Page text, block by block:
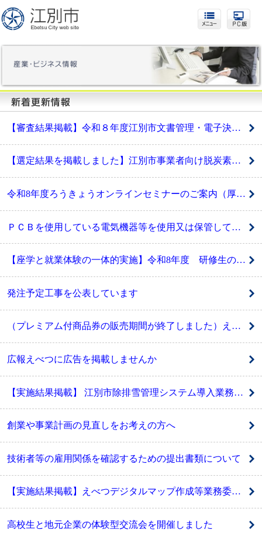
【審査結果掲載】令和８年度江別市文書管理・電子決裁システム導入業務公募型プロポーザルの実施
【選定結果を掲載しました】江別市事業者向け脱炭素化普及促進支援コンサルティング事業委託業務 公募型プロポーザルの実施
令和8年度ろうきょうオンラインセミナーのご案内（厚生労働省主催）
ＰＣＢを使用している電気機器等を使用又は保管していないか点検してください！
【座学と就業体験の一体的実施】令和8年度 研修生の募集について
発注予定工事を公表しています
（プレミアム付商品券の販売期間が終了しました）えべつ生活応援商品券の配付・販売
広報えべつに広告を掲載しませんか
【実施結果掲載】 江別市除排雪管理システム導入業務委託に係る公募型プロポーザルの実施
創業や事業計画の見直しをお考えの方へ
技術者等の雇用関係を確認するための提出書類について
【実施結果掲載】えべつデジタルマップ作成等業務委託に係る公募型プロポーザルの実施
高校生と地元企業の体験型交流会を開催しました